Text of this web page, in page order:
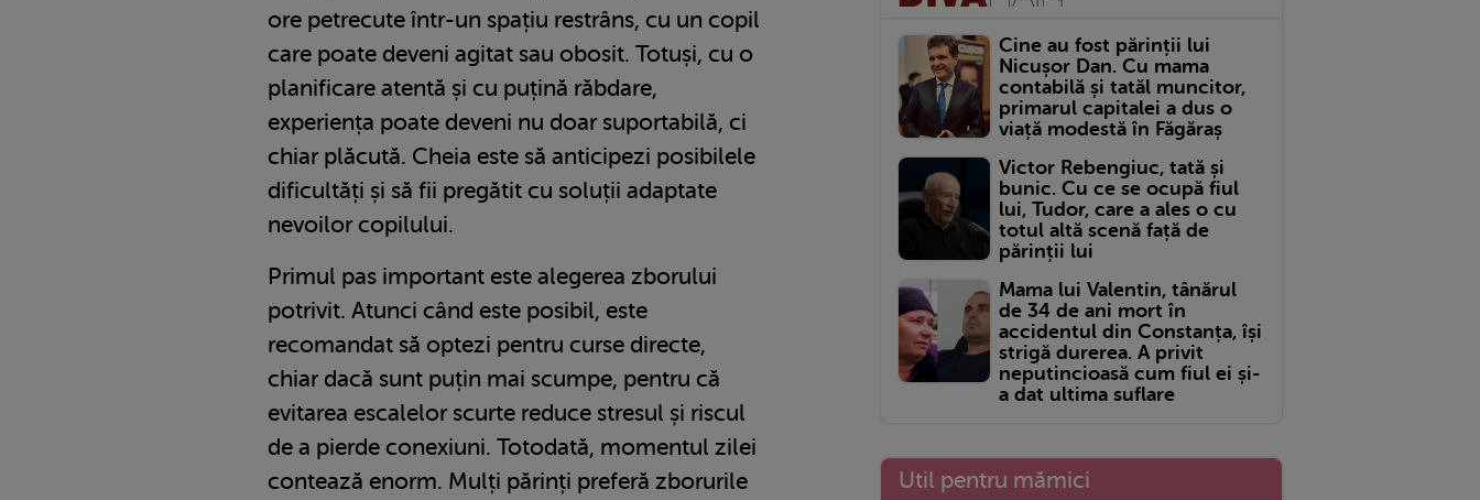
ore petrecute într-un spațiu restrâns, cu un copil
care poate deveni agitat sau obosit. Totuși, cu o
planificare atentă și cu puțină răbdare,
experiența poate deveni nu doar suportabilă, ci
chiar plăcută. Cheia este să anticipezi posibilele
dificultăți și să fii pregătit cu soluții adaptate
nevoilor copilului.
Primul pas important este alegerea zborului
potrivit. Atunci când este posibil, este
recomandat să optezi pentru curse directe,
chiar dacă sunt puțin mai scumpe, pentru că
evitarea escalelor scurte reduce stresul și riscul
de a pierde conexiuni. Totodată, momentul zilei
contează enorm. Mulți părinți preferă zborurile
Cine au fost părinții lui
Nicușor Dan. Cu mama
contabilă și tatăl muncitor,
primarul capitalei a dus o
viață modestă în Făgăraș
Victor Rebengiuc, tată și
bunic. Cu ce se ocupă fiul
lui, Tudor, care a ales o cu
totul altă scenă față de
părinții lui
Mama lui Valentin, tânărul
de 34 de ani mort în
accidentul din Constanța, își
strigă durerea. A privit
neputincioasă cum fiul ei și-
a dat ultima suflare
Util pentru mămici